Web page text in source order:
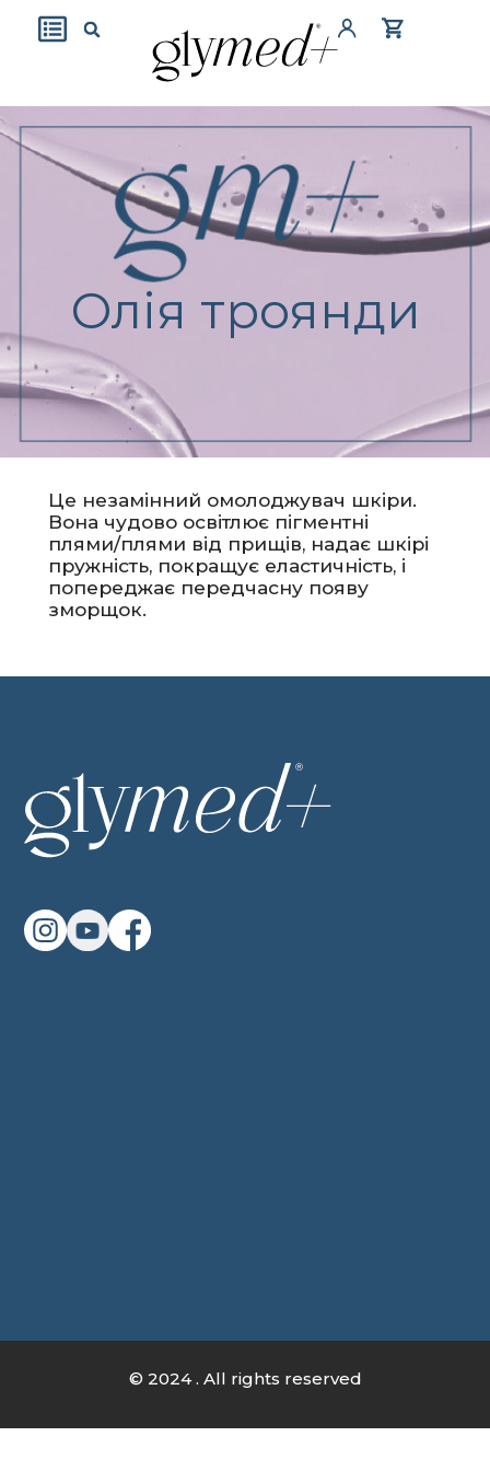
Олія троянди
Це незамінний омолоджувач шкіри.
Вона чудово освітлює пігментні
плями/плями від прищів, надає шкірі
пружність, покращує еластичність, і
попереджає передчасну появу
зморщок.
© 2024 . All rights reserved